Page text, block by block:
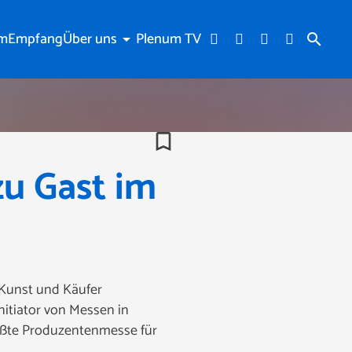
search
EmpfangÜber uns arrow_drop_down Plenum TV
bookmark_border
Gast im
und Käufer
von Messen in
Produzentenmesse für